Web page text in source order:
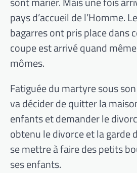
pays d’accueil de l’Homme.
bagarres ont pris place dans
coupe est arrivé quand
mômes.
Fatiguée du martyre sous
va décider de quitter la
enfants et demander le
obtenu le divorce et la garde
se mettre à faire des petits
ses enfants.